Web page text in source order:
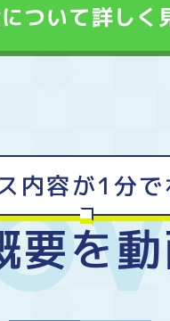
ついて詳しく
内容が1分で
要を